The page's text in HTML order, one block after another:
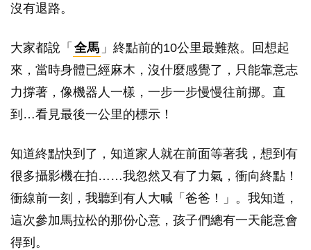
沒有退路。
大家都說「 全馬 」終點前的10公里最難熬。回想起
來，當時身體已經麻木，沒什麼感覺了，只能靠意志
力撐著，像機器人一樣，一步一步慢慢往前挪。直
到…看見最後一公里的標示！
知道終點快到了，知道家人就在前面等著我，想到有
很多攝影機在拍……我忽然又有了力氣，衝向終點！
衝線前一刻，我聽到有人大喊「爸爸！」。我知道，
這次參加馬拉松的那份心意，孩子們總有一天能意會
得到。